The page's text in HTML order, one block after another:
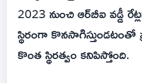
2023 నుంచి ఆర్‌బీఐ వడ్డీ
స్థిరంగా కొనసాగిస్తుండటంతో
కొంత స్థిరత్వం కనిపిస్తోంది.